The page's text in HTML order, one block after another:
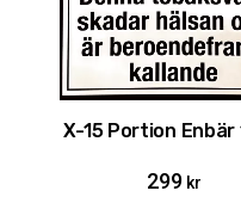
X-15 Portion Enbär
299 kr